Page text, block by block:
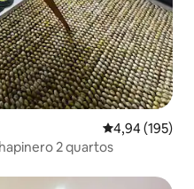
4,94 de uma
4,94 (195)
2 quartos